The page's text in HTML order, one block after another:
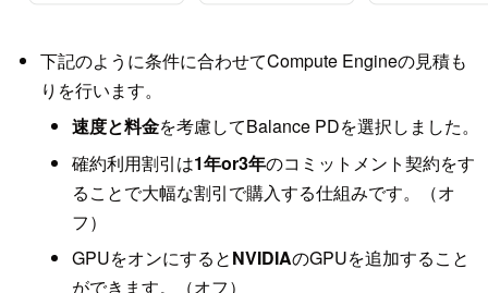
下記のように条件に合わせてCompute Engineの見積も
りを行います。
速度と料金を考慮してBalance PDを選択しました。
確約利用割引は1年or3年のコミットメント契約をす
ることで大幅な割引で購入する仕組みです。（オ
フ）
GPUをオンにするとNVIDIAのGPUを追加すること
ができます。（オフ）